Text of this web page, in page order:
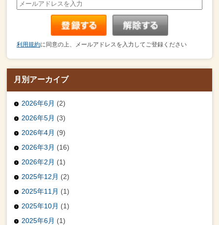
利用規約に同意の上、メールアドレスを入力してご登録ください
月別アーカイブ
2026年6月 (2)
2026年5月 (3)
2026年4月 (9)
2026年3月 (16)
2026年2月 (1)
2025年12月 (2)
2025年11月 (1)
2025年10月 (1)
2025年6月 (1)